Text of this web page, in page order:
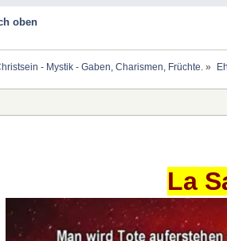
oben
- Mystik - Gaben, Charismen, Früchte. »
La